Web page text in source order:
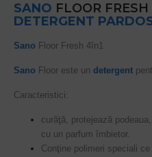
SANO FLOOR
DETERGENT
Sano Floor Fresh 4în1
Sano Floor este un detergent
Caracteristici:
curăţă, protejează
cu un parfum îmbietor.
Conţine polimeri speciali